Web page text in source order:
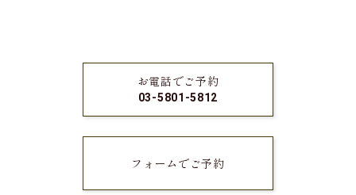
お電話でご予約
03-5801-5812
フォームでご予約